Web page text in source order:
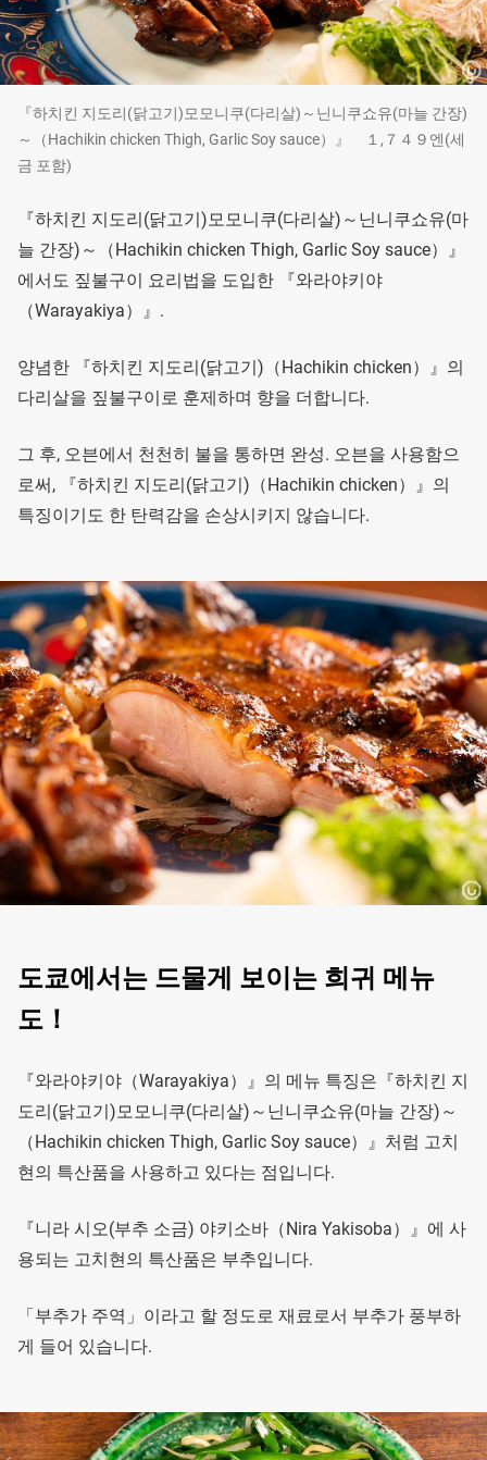
『하치킨 지도리(닭고기)모모니쿠(다리살)～닌니쿠쇼유(마늘 간장)
～（Hachikin chicken Thigh, Garlic Soy sauce）』 １,７４９엔(세
금 포함)
『하치킨 지도리(닭고기)모모니쿠(다리살)～닌니쿠쇼유(마
늘 간장)～（Hachikin chicken Thigh, Garlic Soy sauce）』
에서도 짚불구이 요리법을 도입한 『와라야키야
（Warayakiya）』.
양념한 『하치킨 지도리(닭고기)（Hachikin chicken）』의
다리살을 짚불구이로 훈제하며 향을 더합니다.
그 후, 오븐에서 천천히 불을 통하면 완성. 오븐을 사용함으
로써, 『하치킨 지도리(닭고기)（Hachikin chicken）』의
특징이기도 한 탄력감을 손상시키지 않습니다.
도쿄에서는 드물게 보이는 희귀 메뉴
도！
『와라야키야（Warayakiya）』의 메뉴 특징은『하치킨 지
도리(닭고기)모모니쿠(다리살)～닌니쿠쇼유(마늘 간장)～
（Hachikin chicken Thigh, Garlic Soy sauce）』처럼 고치
현의 특산품을 사용하고 있다는 점입니다.
『니라 시오(부추 소금) 야키소바（Nira Yakisoba）』에 사
용되는 고치현의 특산품은 부추입니다.
「부추가 주역」이라고 할 정도로 재료로서 부추가 풍부하
게 들어 있습니다.